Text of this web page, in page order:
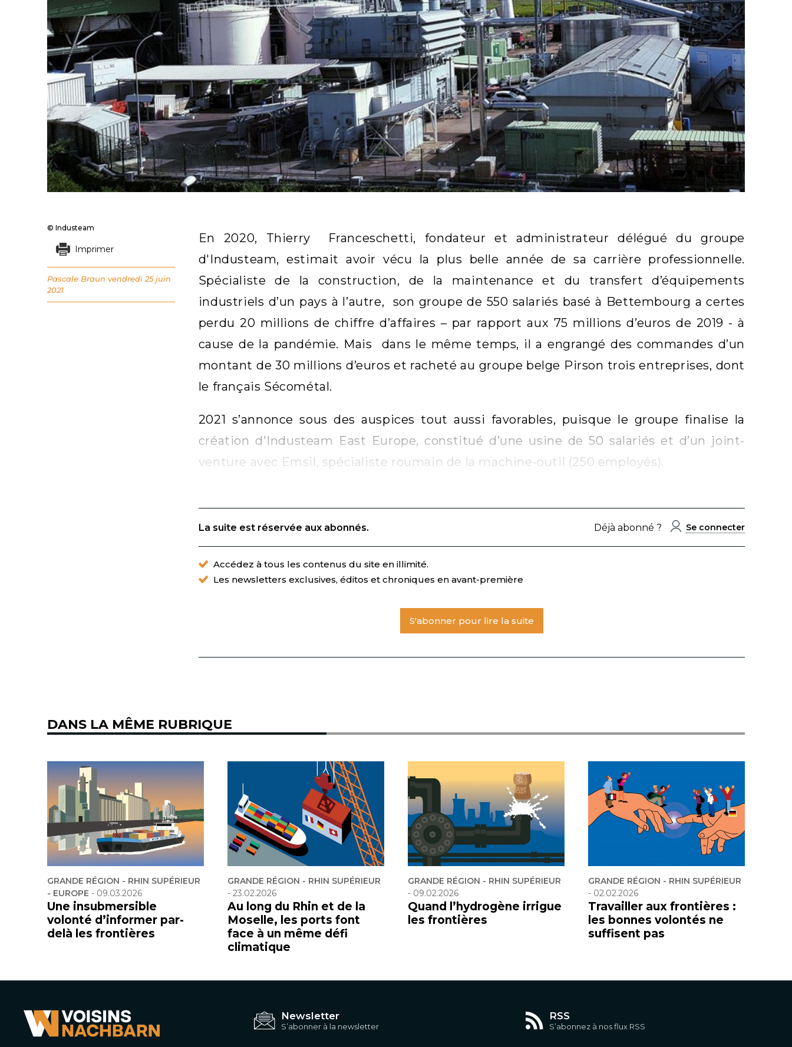
En 2020, Thierry Franceschetti, fondateur et administrateur délégué du groupe
d'Industeam, estimait avoir vécu la plus belle année de sa carrière professionnelle.
Spécialiste de la construction, de la maintenance et du transfert d’équipements
industriels d’un pays à l’autre, son groupe de 550 salariés basé à Bettembourg a certes
perdu 20 millions de chiffre d’affaires – par rapport aux 75 millions d’euros de 2019 - à
cause de la pandémie. Mais dans le même temps, il a engrangé des commandes d’un
montant de 30 millions d’euros et racheté au groupe belge Pirson trois entreprises, dont
le français Sécométal.
2021 s’annonce sous des auspices tout aussi favorables, puisque le groupe finalise la
création d'Industeam East Europe, constitué d’une usine de 50 salariés et d’un joint-
venture avec Emsil, spécialiste roumain de la machine-outil (250 employés).
La suite est réservée aux abonnés. Déjà abonné ? Se connecter
Accédez à tous les contenus du site en illimité.
Les newsletters exclusives, éditos et chroniques en avant-première
S'abonner pour lire la suite
© Industeam
Imprimer
Pascale Braun vendredi 25 juin
2021
DANS LA MÊME RUBRIQUE
GRANDE RÉGION - RHIN SUPÉRIEUR
- EUROPE - 09.03.2026
Une insubmersible
volonté d’informer par-
delà les frontières
GRANDE RÉGION - RHIN SUPÉRIEUR
- 23.02.2026
Au long du Rhin et de la
Moselle, les ports font
face à un même défi
climatique
GRANDE RÉGION - RHIN SUPÉRIEUR
- 09.02.2026
Quand l’hydrogène irrigue
les frontières
GRANDE RÉGION - RHIN SUPÉRIEUR
- 02.02.2026
Travailler aux frontières :
les bonnes volontés ne
suffisent pas
Newsletter
S’abonner à la newsletter
RSS
S’abonnez à nos flux RSS